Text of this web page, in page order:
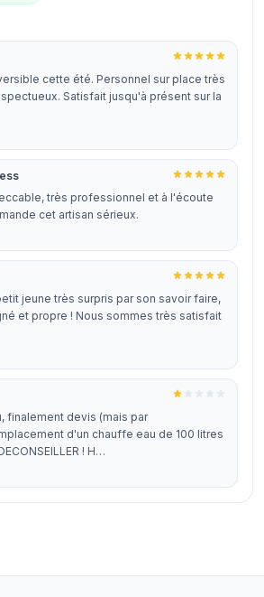
cette été. Personnel sur place très
Satisfait jusqu'à présent sur la
très professionnel et à l'écoute
cet artisan sérieux.
jeune très surpris par son savoir faire,
et propre ! Nous sommes très satisfait
finalement devis (mais par
d'un chauffe eau de 100 litres
! H…